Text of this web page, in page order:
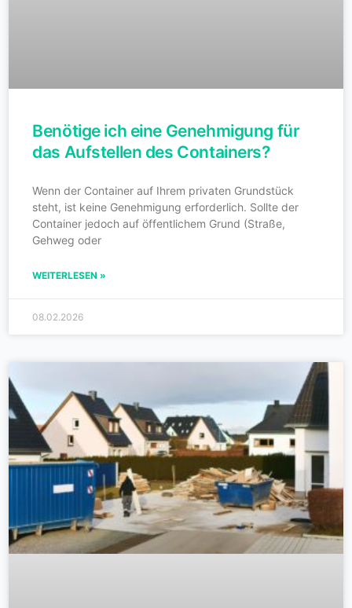
Benötige ich eine Genehmigung für
das Aufstellen des Containers?
Wenn der Container auf Ihrem privaten Grundstück
steht, ist keine Genehmigung erforderlich. Sollte der
Container jedoch auf öffentlichem Grund (Straße,
Gehweg oder
WEITERLESEN »
08.02.2026